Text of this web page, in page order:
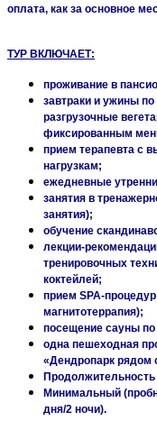
оплата, как за основное
ТУР ВКЛЮЧАЕТ:
проживание в
завтраки и ужины
разгрузочные
фиксированным
прием терапевта с
нагрузкам;
ежедневные
занятия в
занятия);
обучение
лекции-
тренировочных
коктейлей;
прием SPA-
магнитотеррапия);
посещение сауны по
одна пешеходная
«Дендропарк рядом
Продолжительность
Минимальный
дня/2 ночи).